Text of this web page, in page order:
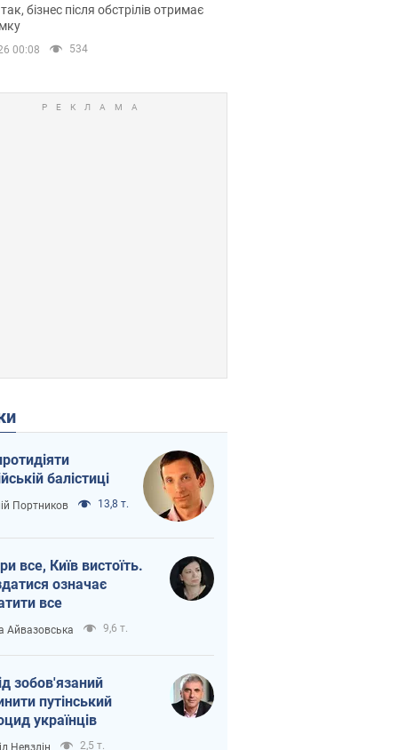
бізнес після обстрілів отримає
00:08 534
балістиці
Портников 13,8 т.
все, Київ вистоїть.
означає
все
Айвазовська 9,6 т.
зобов'язаний
путінський
українців
Невзлін 2,5 т.